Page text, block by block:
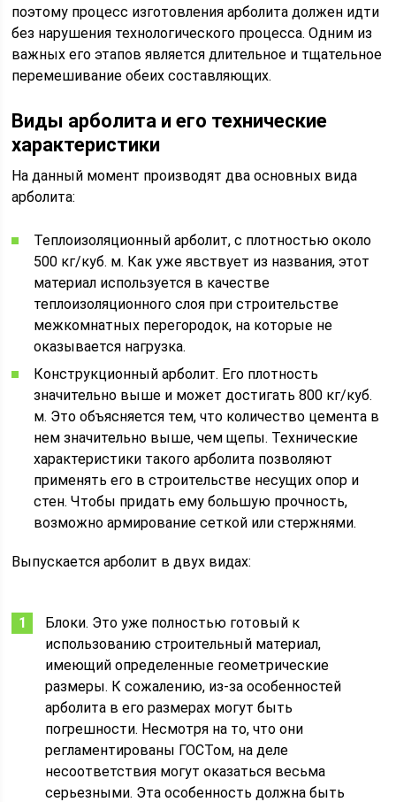
поэтому процесс изготовления арболита должен идти
без нарушения технологического процесса. Одним из
важных его этапов является длительное и тщательное
перемешивание обеих составляющих.
Виды арболита и его технические
характеристики
На данный момент производят два основных вида
арболита:
Теплоизоляционный арболит, с плотностью около
500 кг/куб. м. Как уже явствует из названия, этот
материал используется в качестве
теплоизоляционного слоя при строительстве
межкомнатных перегородок, на которые не
оказывается нагрузка.
Конструкционный арболит. Его плотность
значительно выше и может достигать 800 кг/куб.
м. Это объясняется тем, что количество цемента в
нем значительно выше, чем щепы. Технические
характеристики такого арболита позволяют
применять его в строительстве несущих опор и
стен. Чтобы придать ему большую прочность,
возможно армирование сеткой или стержнями.
Выпускается арболит в двух видах:
Блоки. Это уже полностью готовый к
использованию строительный материал,
имеющий определенные геометрические
размеры. К сожалению, из-за особенностей
арболита в его размерах могут быть
погрешности. Несмотря на то, что они
регламентированы ГОСТом, на деле
несоответствия могут оказаться весьма
серьезными. Эта особенность должна быть